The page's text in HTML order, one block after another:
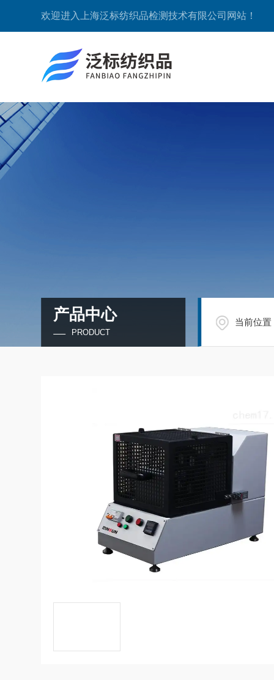
欢迎进入上海泛标纺织品检测技术有限公司网站！
产品中心
PRODUCT
当前位置